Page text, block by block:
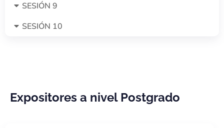
SESIÓN 9
SESIÓN 10
Expositores a nivel Postgrado